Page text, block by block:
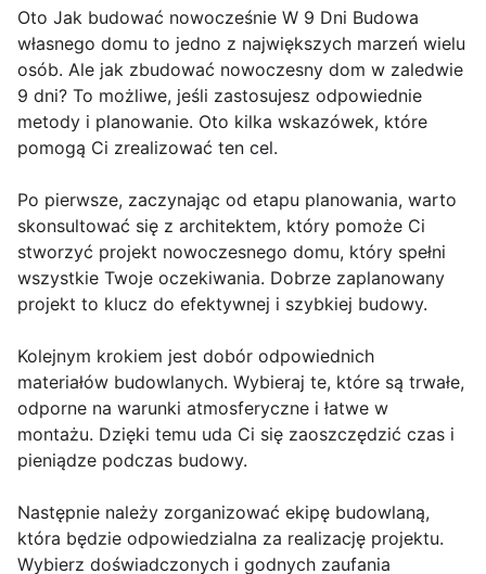
Oto Jak budować nowocześnie W 9 Dni Budowa
własnego domu to jedno z największych marzeń wielu
osób. Ale jak zbudować nowoczesny dom w zaledwie
9 dni? To możliwe, jeśli zastosujesz odpowiednie
metody i planowanie. Oto kilka wskazówek, które
pomogą Ci zrealizować ten cel.
Po pierwsze, zaczynając od etapu planowania, warto
skonsultować się z architektem, który pomoże Ci
stworzyć projekt nowoczesnego domu, który spełni
wszystkie Twoje oczekiwania. Dobrze zaplanowany
projekt to klucz do efektywnej i szybkiej budowy.
Kolejnym krokiem jest dobór odpowiednich
materiałów budowlanych. Wybieraj te, które są trwałe,
odporne na warunki atmosferyczne i łatwe w
montażu. Dzięki temu uda Ci się zaoszczędzić czas i
pieniądze podczas budowy.
Następnie należy zorganizować ekipę budowlaną,
która będzie odpowiedzialna za realizację projektu.
Wybierz doświadczonych i godnych zaufania